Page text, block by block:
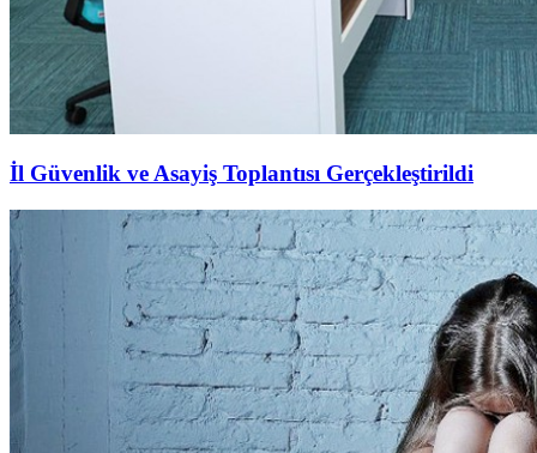
İl Güvenlik ve Asayiş Toplantısı Gerçekleştirildi